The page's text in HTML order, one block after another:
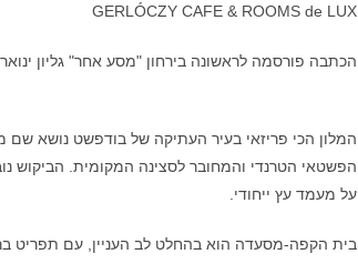
GERLÓCZY CAFE & ROOMS de LUX
הכתבה פורסמה לראשונה בירחון "מסע אחר" גליון ינואר 2018
המלון הכי פריזאי בעיר העתיקה של בודפשט נושא
הפשטאי הטרנדי והמחובר לסצינה המקומית.
על מעמד עץ ייחודי.
בית הקפה-מסעדה הוא בהחלט לב העניין, עם תפריט